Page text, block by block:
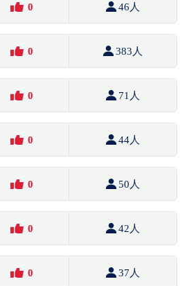
0 46人
0 383人
0 71人
0 44人
0 50人
0 42人
0 37人